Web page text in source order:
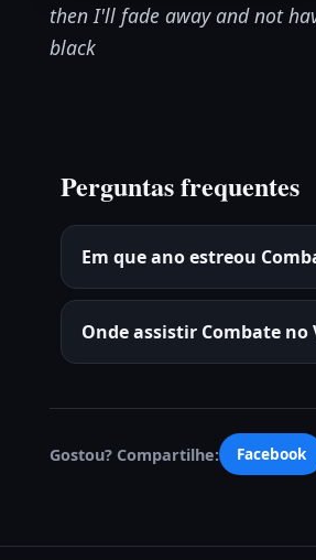
then I'll fade away and not
black
Perguntas frequentes
Em que ano estreou
Onde assistir Combate
Gostou? Compartilhe: Facebook